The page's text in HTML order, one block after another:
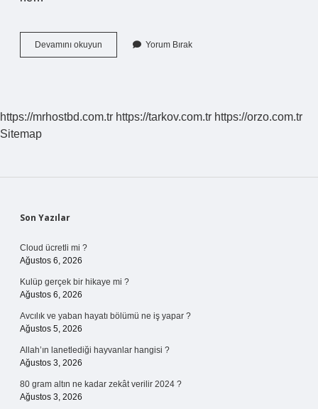
Devamını okuyun
Kuralları
Yorum Bırak
https://mrhostbd.com.tr https://tarkov.com.tr https://orzo.com.tr
Sitemap
Sidebar
Son Yazılar
Cloud ücretli mi ?
Ağustos 6, 2026
Kulüp gerçek bir hikaye mi ?
Ağustos 6, 2026
Avcılık ve yaban hayatı bölümü ne iş yapar ?
Ağustos 5, 2026
Allah’ın lanetlediği hayvanlar hangisi ?
Ağustos 3, 2026
80 gram altın ne kadar zekât verilir 2024 ?
Ağustos 3, 2026